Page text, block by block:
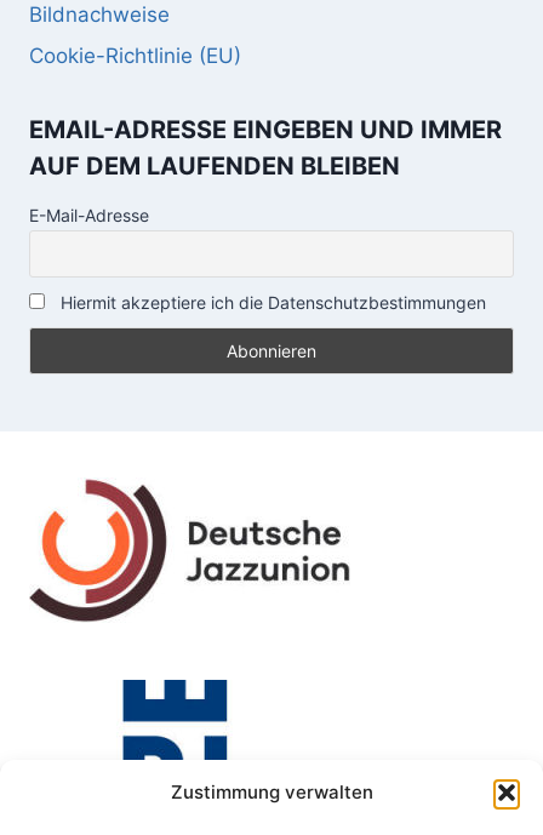
Zustimmung verwalten
Bildnachweise
Cookie-Richtlinie (EU)
EMAIL-ADRESSE EINGEBEN UND IMMER
AUF DEM LAUFENDEN BLEIBEN
E-Mail-Adresse
Hiermit akzeptiere ich die Datenschutzbestimmungen